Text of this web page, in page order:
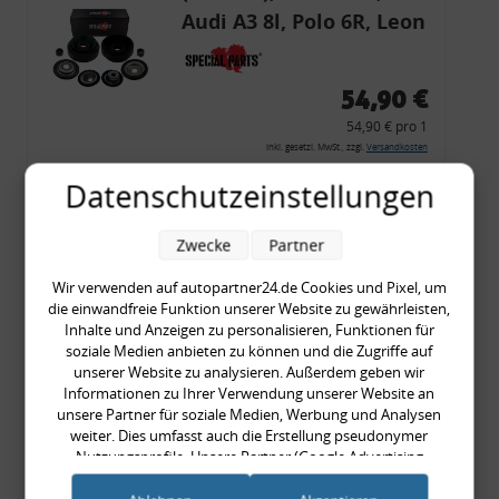
Audi A3 8l, Polo 6R, Leon
54,90 €
54,90 € pro 1
inkl. gesetzl. MwSt., zzgl. Versandkosten
Merkzettel
Rückleuchtenband mit
Blinker, rot, US-Ecken,
Audi 80 Cabrio, Typ 89,
OE-Nr.: 8G0945225 +
8G0945225C
999,99 €
Datenschutzeinstellungen
Wir verwenden auf autopartner24.de Cookies und Pixel, um
die einwandfreie Funktion unserer Website zu gewährleisten,
Inhalte und Anzeigen zu personalisieren, Funktionen für
soziale Medien anbieten zu können und die Zugriffe auf
unserer Website zu analysieren. Außerdem geben wir
Informationen zu Ihrer Verwendung unserer Website an
unsere Partner für soziale Medien, Werbung und Analysen
weiter. Dies umfasst auch die Erstellung pseudonymer
Nutzungsprofile. Unsere Partner (Google Advertising
Products) führen diese Informationen möglicherweise mit
Zwecke Partner